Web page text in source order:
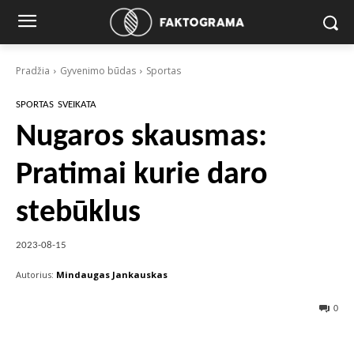
Pradžia Gyvenimo būdas Sportas
SPORTAS SVEIKATA
Nugaros skausmas:
Pratimai kurie daro
stebūklus
2023-08-15
Autorius: Mindaugas Jankauskas
0